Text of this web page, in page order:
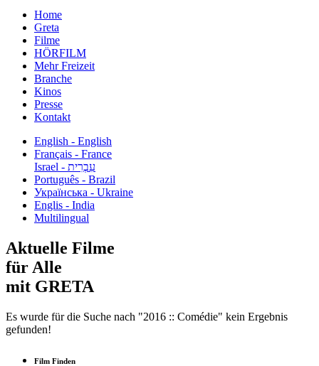
Home
Greta
Filme
HÖRFILM
Mehr Freizeit
Branche
Kinos
Presse
Kontakt
English - English
Français - France
עִבְרִית - Israel
Português - Brazil
Українська - Ukraine
Englis - India
Multilingual
Aktuelle Filme
für Alle
mit GRETA
Es wurde für die Suche nach "2016 :: Comédie" kein Ergebnis
gefunden!
Film Finden